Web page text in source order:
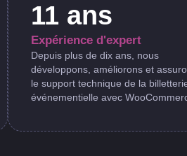
11 ans
Expérience d'expert
Depuis plus de dix ans, nous
développons, améliorons et
le support technique de la
événementielle avec